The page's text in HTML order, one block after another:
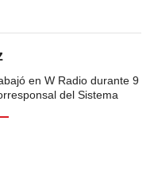
en W Radio durante 9
del Sistema